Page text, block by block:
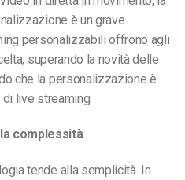
è un grave
personalizzabili offrono agli
superando la novità delle
che la personalizzazione è
live streaming.
complessità
tende alla semplicità. In